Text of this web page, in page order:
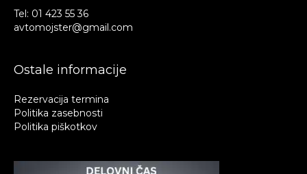
Tel: 01 423 55 36
avtomojster@gmail.com
Ostale informacije
Rezervacija termina
Politika zasebnosti
Politika piškotkov